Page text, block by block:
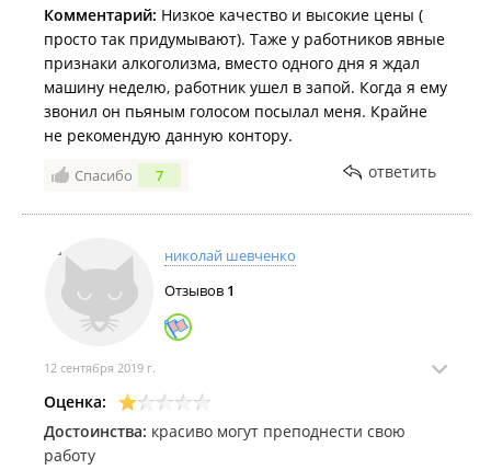
Комментарий: Низкое качество и высокие цены (
просто так придумывают). Таже у работников явные
признаки алкоголизма, вместо одного дня я ждал
машину неделю, работник ушел в запой. Когда я ему
звонил он пьяным голосом посылал меня. Крайне
не рекомендую данную контору.
Спасибо 7 ответить
николай шевченко
Отзывов 1
12 сентября 2019 г.
Оценка:
Достоинства: красиво могут преподнести свою
работу